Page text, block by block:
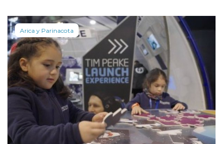
Arica y Parinacota